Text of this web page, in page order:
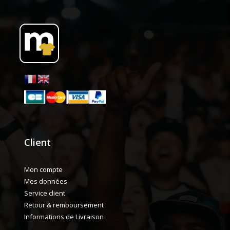
Client
Mon compte
Mes données
Service client
Retour & remboursement
Informations de Livraison